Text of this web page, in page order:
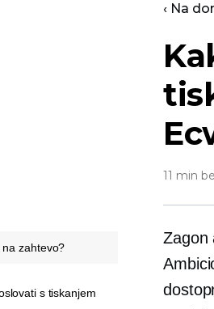
‹ Na
11 min
na zahtevo?
s tiskanjem